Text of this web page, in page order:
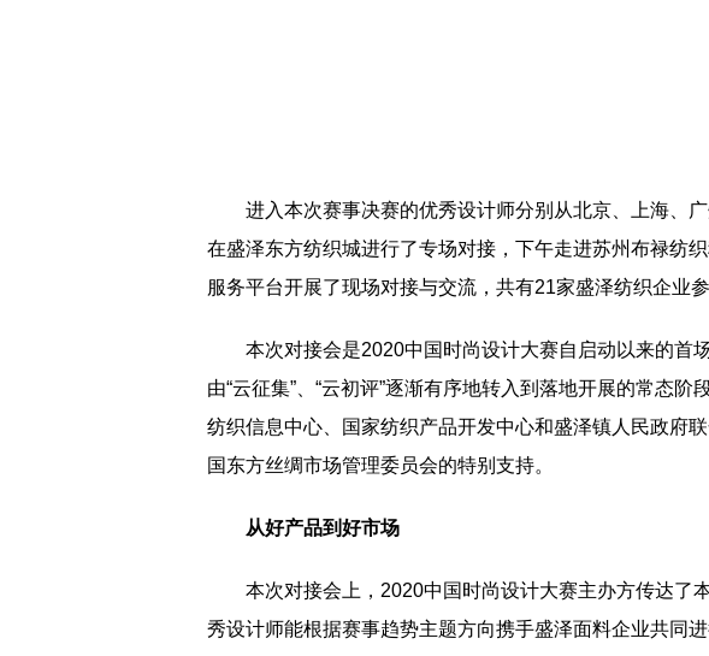
进入本次赛事决赛的优秀设计师分别从北京、上海、广
在盛泽东方纺织城进行了专场对接，下午走进苏州布禄纺
服务平台开展了现场对接与交流，共有21家盛泽纺织企业参
本次对接会是2020中国时尚设计大赛自启动以来的首
由“云征集”、“云初评”逐渐有序地转入到落地开展的常态
纺织信息中心、国家纺织产品开发中心和盛泽镇人民政府
国东方丝绸市场管理委员会的特别支持。
从好产品到好市场
本次对接会上，2020中国时尚设计大赛主办方传达了
秀设计师能根据赛事趋势主题方向携手盛泽面料企业共同